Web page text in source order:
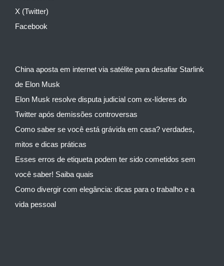
X (Twitter)
Facebook
China aposta em internet via satélite para desafiar Starlink
de Elon Musk
Elon Musk resolve disputa judicial com ex-líderes do
Twitter após demissões controversas
Como saber se você está grávida em casa? verdades,
mitos e dicas práticas
Esses erros de etiqueta podem ter sido cometidos sem
você saber! Saiba quais
Como divergir com elegância: dicas para o trabalho e a
vida pessoal